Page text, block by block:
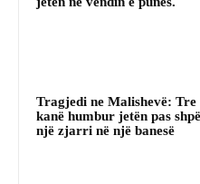
Tragjedi ne Malishevë: Tre
kanë humbur jetën pas
një zjarri në një banesë